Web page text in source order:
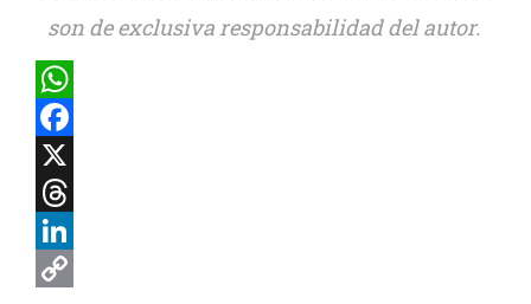
son de exclusiva responsabilidad del autor.
WhatsApp
Facebook
X
Threads
LinkedIn